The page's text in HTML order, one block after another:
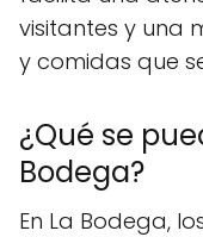
visitantes y una
y comidas que
¿Qué se
Bodega?
En La Bodega,